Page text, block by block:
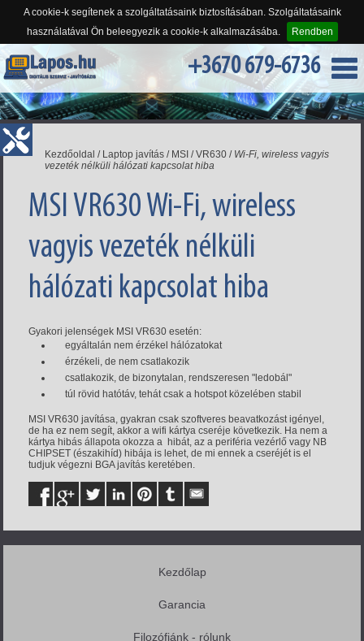
A cookie-k segítenek a szolgáltatásaink biztosításában. Szolgáltatásaink
használatával Ön beleegyezik a cookie-k alkalmazásába.
Rendben
+3670 679-6736
Kezdőoldal / Laptop javítás / MSI /VR630 / Wi-Fi, wireless vagyis
vezeték nélküli hálózati kapcsolat hiba
MSI VR630 Wi-Fi, wireless
vagyis vezeték nélküli
hálózati kapcsolat hiba
Gyakori jelenségek MSI VR630 esetén:
egyáltalán nem érzékel hálózatokat
érzékeli, de nem csatlakozik
csatlakozik, de bizonytalan, rendszeresen "ledobál"
túl rövid hatótáv, tehát csak a hotspot közelében stabil
MSI VR630 javítása, gyakran csak szoftveres beavatkozást igényel,
de ha ez nem segít, akkor a wifi kártya cseréje következik. Ha nem a
kártya hibás állapota okozza a hibát, az a periféria vezérlő vagy NB
CHIPSET (északihíd) hibája is lehet, de mi ennek a cseréjét is el
tudjuk végezni BGA javítás keretében.
Kezdőlap
Garancia
Filozófiánk - rólunk